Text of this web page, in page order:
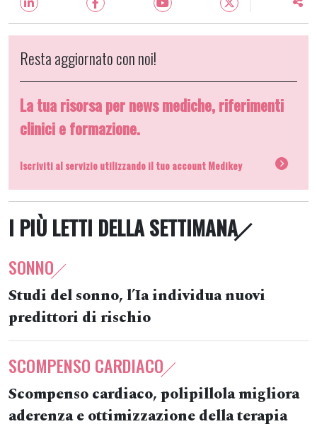
Resta aggiornato con noi!
La tua risorsa per news mediche, riferimenti
clinici e formazione.
Iscriviti al servizio utilizzando il tuo account Medikey
I PIÙ LETTI DELLA SETTIMANA
SONNO
Studi del sonno, l’Ia individua nuovi
predittori di rischio
SCOMPENSO CARDIACO
Scompenso cardiaco, polipillola migliora
aderenza e ottimizzazione della terapia